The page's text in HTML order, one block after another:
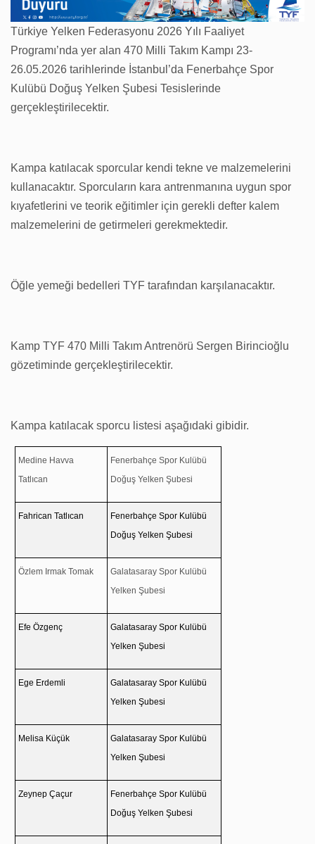
Türkiye Yelken Federasyonu 2026 Yılı Faaliyet
Programı’nda yer alan 470 Milli Takım Kampı 23-
26.05.2026 tarihlerinde İstanbul’da Fenerbahçe Spor
Kulübü Doğuş Yelken Şubesi Tesislerinde
gerçekleştirilecektir.
Kampa katılacak sporcular kendi tekne ve malzemelerini
kullanacaktır. Sporcuların kara antrenmanına uygun spor
kıyafetlerini ve teorik eğitimler için gerekli defter kalem
malzemelerini de getirmeleri gerekmektedir.
Öğle yemeği bedelleri TYF tarafından karşılanacaktır.
Kamp TYF 470 Milli Takım Antrenörü Sergen Birincioğlu
gözetiminde gerçekleştirilecektir.
Kampa katılacak sporcu listesi aşağıdaki gibidir.
Medine Havva
Tatlıcan
Fenerbahçe Spor Kulübü
Doğuş Yelken Şubesi
Fahrican Tatlıcan
Fenerbahçe Spor Kulübü
Doğuş Yelken Şubesi
Özlem Irmak Tomak
Galatasaray Spor Kulübü
Yelken Şubesi
Efe Özgenç
Galatasaray Spor Kulübü
Yelken Şubesi
Ege Erdemli
Galatasaray Spor Kulübü
Yelken Şubesi
Melisa Küçük
Galatasaray Spor Kulübü
Yelken Şubesi
Zeynep Çaçur
Fenerbahçe Spor Kulübü
Doğuş Yelken Şubesi